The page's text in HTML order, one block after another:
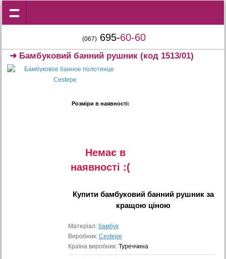
(067) 695-60-60
➜ Бамбуковий банний рушник (код 1513/01)
Розміри в наявності:
Немає в
наявностi :(
Купити бамбуковий банний рушникза
кращою ціною
Матеріал: бамбук
Виробник: Cestepe
Країна виробник: Туреччина